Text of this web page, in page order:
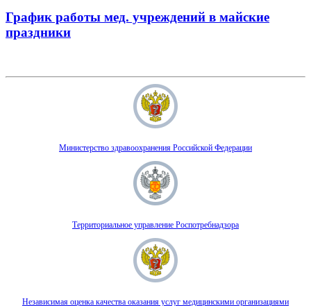
График работы мед. учреждений в майские
праздники
Министерство здравоохранения Российской Федерации
Территориальное управление Роспотребнадзора
Независимая оценка качества оказания услуг медицинскими организациями